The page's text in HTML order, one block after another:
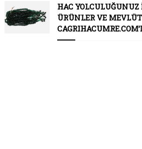
HAC
ÜRÜNLER VE